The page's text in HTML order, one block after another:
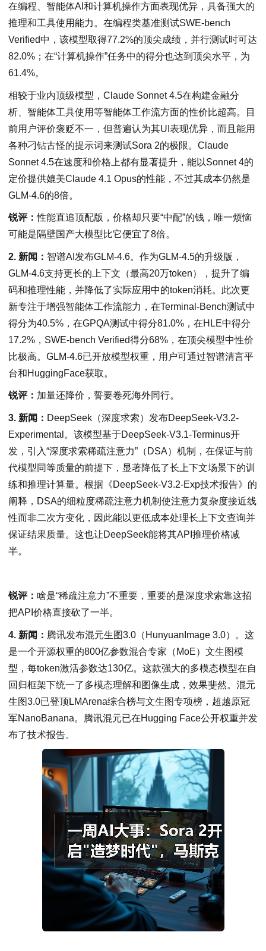
在编程、智能体AI和计算机操作方面表现优异，具备强大的
推理和工具使用能力。在编程类基准测试SWE-bench
Verified中，该模型取得77.2%的顶尖成绩，并行测试时可达
82.0%；在“计算机操作”任务中的得分也达到顶尖水平，为
61.4%。
相较于业内顶级模型，Claude Sonnet 4.5在构建金融分
析、智能体工具使用等智能体工作流方面的性价比超高。目
前用户评价褒贬不一，但普遍认为其UI表现优异，而且能用
各种刁钻古怪的提示词来测试Sora 2的极限。Claude
Sonnet 4.5在速度和价格上都有显著提升，能以Sonnet 4的
定价提供媲美Claude 4.1 Opus的性能，不过其成本仍然是
GLM-4.6的8倍。
锐评：性能直追顶配版，价格却只要“中配”的钱，唯一烦恼
可能是隔壁国产大模型比它便宜了8倍。
2. 新闻： 智谱AI发布GLM-4.6。作为GLM-4.5的升级版，
GLM-4.6支持更长的上下文（最高20万token），提升了编
码和推理性能，并降低了实际应用中的token消耗。此次更
新专注于增强智能体工作流能力，在Terminal-Bench测试中
得分为40.5%，在GPQA测试中得分81.0%，在HLE中得分
17.2%，SWE-bench Verified得分68%，在顶尖模型中性价
比极高。GLM-4.6已开放模型权重，用户可通过智谱清言平
台和HuggingFace获取。
锐评： 加量还降价，誓要卷死海外同行。
3. 新闻： DeepSeek（深度求索）发布DeepSeek-V3.2-
Experimental。该模型基于DeepSeek-V3.1-Terminus开
发，引入“深度求索稀疏注意力”（DSA）机制，在保证与前
代模型同等质量的前提下，显著降低了长上下文场景下的训
练和推理计算量。根据《DeepSeek-V3.2-Exp技术报告》的
阐释，DSA的细粒度稀疏注意力机制使注意力复杂度接近线
性而非二次方变化，因此能以更低成本处理长上下文查询并
保证结果质量。这也让DeepSeek能将其API推理价格减
半。
锐评： 啥是“稀疏注意力”不重要，重要的是深度求索靠这招
把API价格直接砍了一半。
4. 新闻： 腾讯发布混元生图3.0（HunyuanImage 3.0）。这
是一个开源权重的800亿参数混合专家（MoE）文生图模
型，每token激活参数达130亿。这款强大的多模态模型在自
回归框架下统一了多模态理解和图像生成，效果斐然。混元
生图3.0已登顶LMArena综合榜与文生图专项榜，超越原冠
军NanoBanana。腾讯混元已在Hugging Face公开权重并发
布了技术报告。